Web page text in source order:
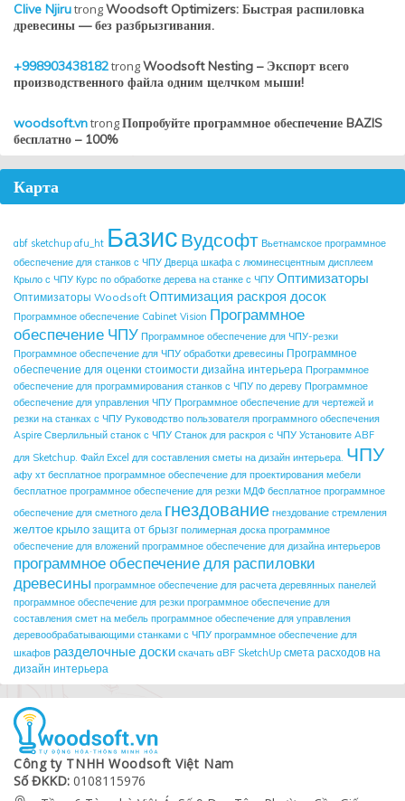
Clive NjirutrongWoodsoft Optimizers: Быстрая распиловка
древесины — без разбрызгивания.
+998903438182trongWoodsoft Nesting – Экспорт всего
производственного файла одним щелчком мыши!
woodsoft.vntrongПопробуйте программное обеспечение BAZIS
бесплатно – 100%
Карта
abf sketchup afu_ht БазисВудсофт Вьетнамское программное
обеспечение для станков с ЧПУ Дверца шкафа с люминесцентным дисплеем
Крыло с ЧПУ Курс по обработке дерева на станке с ЧПУ Оптимизаторы
Оптимизаторы Woodsoft Оптимизация раскроя досок
Программное обеспечение Cabinet Vision Программное
обеспечение ЧПУ Программное обеспечение для ЧПУ-резки
Программное обеспечение для ЧПУ обработки древесины Программное
обеспечение для оценки стоимости дизайна интерьера Программное
обеспечение для программирования станков с ЧПУ по дереву Программное
обеспечение для управления ЧПУ Программное обеспечение для чертежей и
резки на станках с ЧПУ Руководство пользователя программного обеспечения
Aspire Сверлильный станок с ЧПУ Станок для раскроя с ЧПУ Установите ABF
для Sketchup. Файл Excel для составления сметы на дизайн интерьера. ЧПУ
афу хт бесплатное программное обеспечение для проектирования мебели
бесплатное программное обеспечение для резки МДФ бесплатное программное
обеспечение для сметного дела гнездование гнездование стремления
желтое крыло защита от брызг полимерная доска программное
обеспечение для вложений программное обеспечение для дизайна интерьеров
программное обеспечение для распиловки
древесины программное обеспечение для расчета деревянных панелей
программное обеспечение для резки программное обеспечение для
составления смет на мебель программное обеспечение для управления
деревообрабатывающими станками с ЧПУ программное обеспечение для
шкафов разделочные доски скачать aBF SketchUp смета расходов на
дизайн интерьера
Công ty TNHH Woodsoft Việt Nam
Số ĐKKD: 0108115976